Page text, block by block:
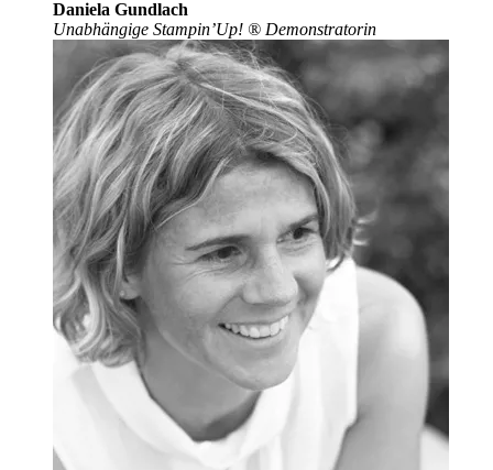
Daniela Gundlach
Unabhängige Stampin’Up! ® Demonstratorin